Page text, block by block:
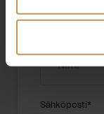
Sähköposti*